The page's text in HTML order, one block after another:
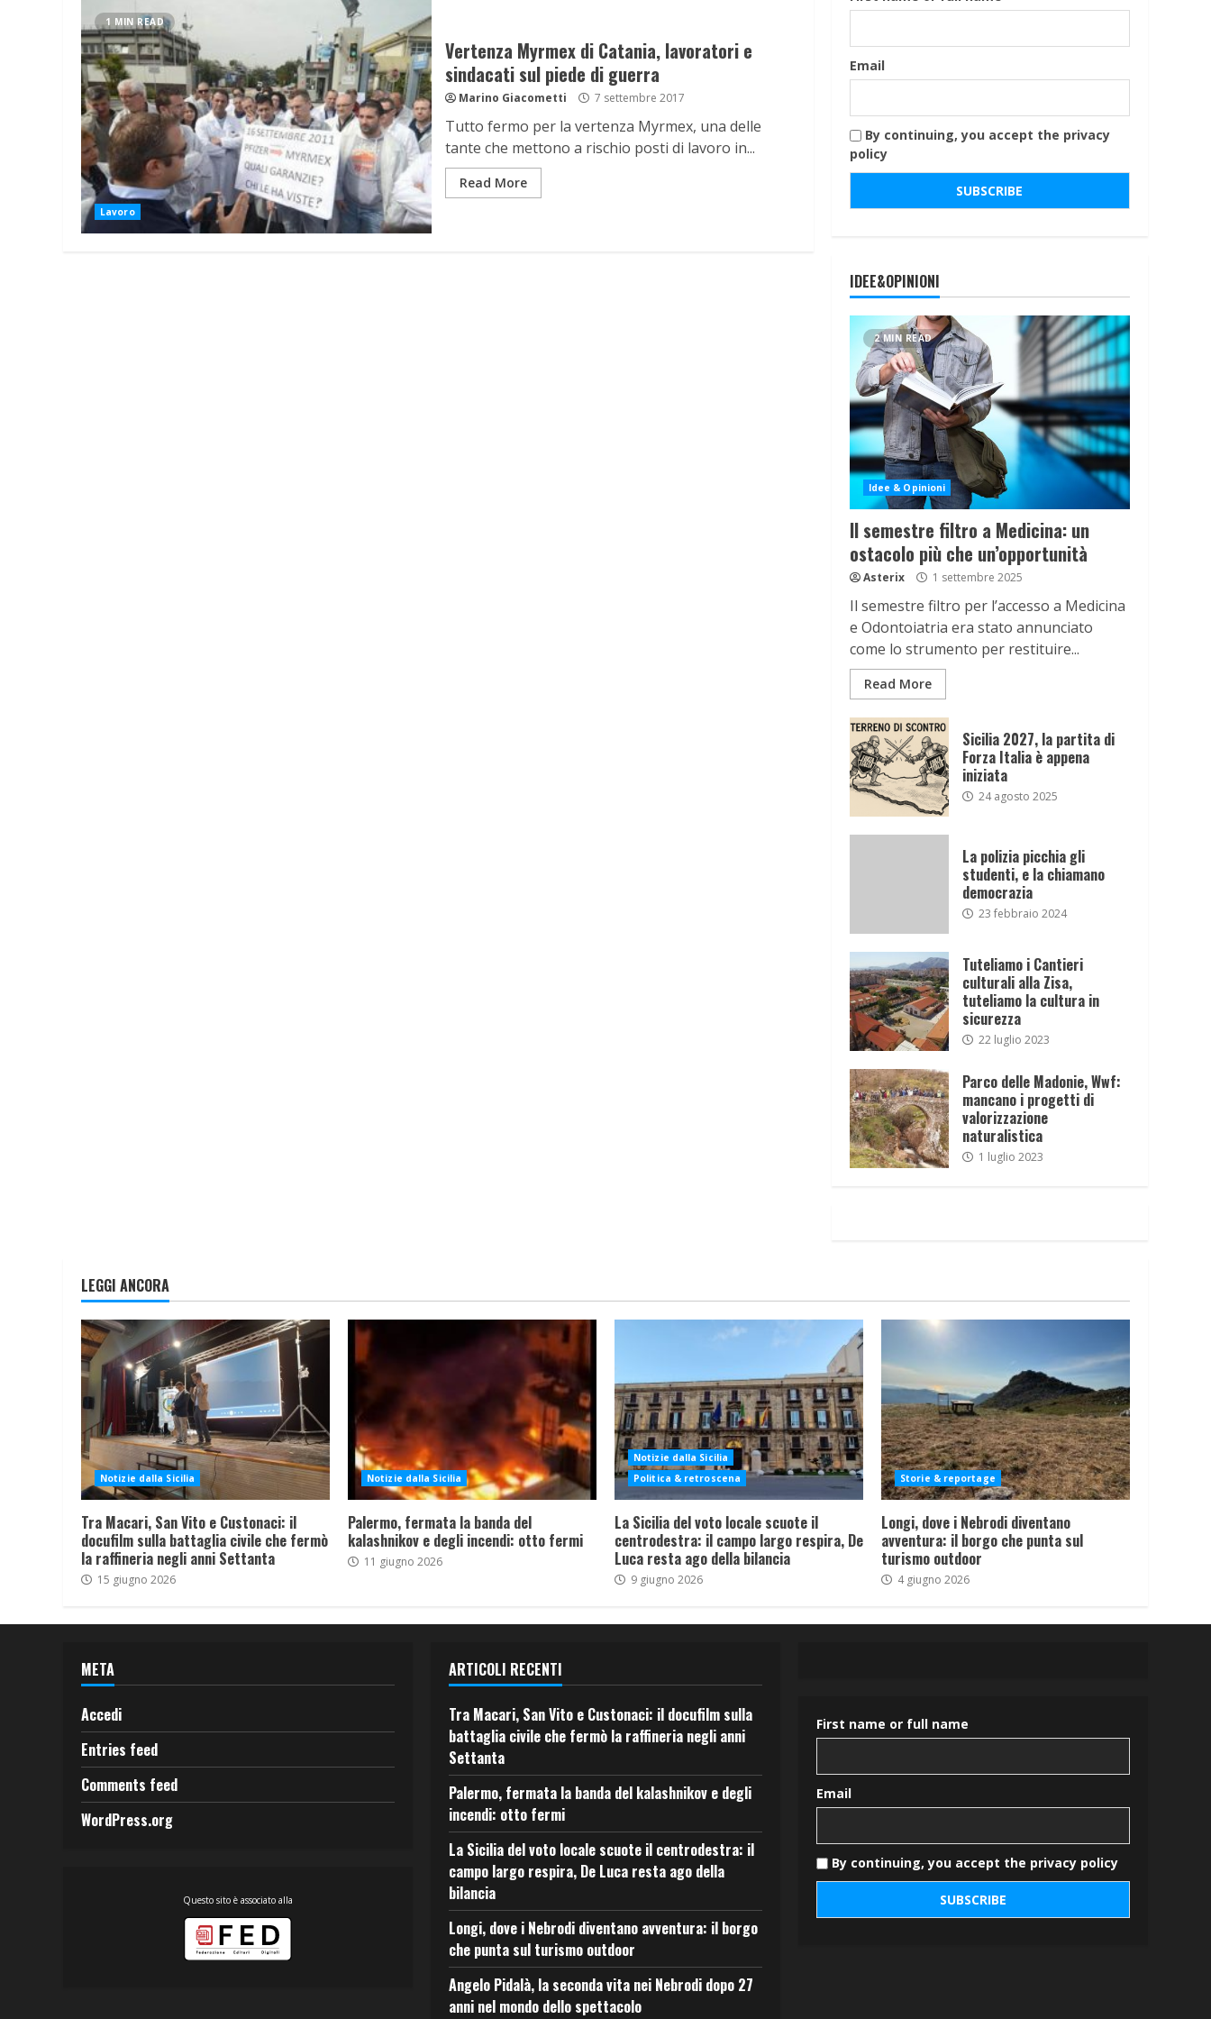
1 MIN READ
Lavoro
Vertenza Myrmex di Catania, lavoratori e
sindacati sul piede di guerra
Marino Giacometti 7 settembre 2017
Tutto fermo per la vertenza Myrmex, una delle
tante che mettono a rischio posti di lavoro in...
Read More
Email
By continuing, you accept the privacy
policy
IDEE&OPINIONI
2 MIN READ
Idee & Opinioni
Il semestre filtro a Medicina: un
ostacolo più che un’opportunità
Asterix 1 settembre 2025
Il semestre filtro per l’accesso a Medicina
e Odontoiatria era stato annunciato
come lo strumento per restituire...
Read More
Sicilia 2027, la partita di
Forza Italia è appena
iniziata
24 agosto 2025
La polizia picchia gli
studenti, e la chiamano
democrazia
23 febbraio 2024
Tuteliamo i Cantieri
culturali alla Zisa,
tuteliamo la cultura in
sicurezza
22 luglio 2023
Parco delle Madonie, Wwf:
mancano i progetti di
valorizzazione
naturalistica
1 luglio 2023
LEGGI ANCORA
Notizie dalla Sicilia
Tra Macari, San Vito e Custonaci: il
docufilm sulla battaglia civile che fermò
la raffineria negli anni Settanta
15 giugno 2026
Notizie dalla Sicilia
Palermo, fermata la banda del
kalashnikov e degli incendi: otto fermi
11 giugno 2026
Notizie dalla Sicilia
Politica & retroscena
La Sicilia del voto locale scuote il
centrodestra: il campo largo respira, De
Luca resta ago della bilancia
9 giugno 2026
Storie & reportage
Longi, dove i Nebrodi diventano
avventura: il borgo che punta sul
turismo outdoor
4 giugno 2026
META
Accedi
Entries feed
Comments feed
WordPress.org
Questo sito è associato alla
ARTICOLI RECENTI
Tra Macari, San Vito e Custonaci: il docufilm sulla
battaglia civile che fermò la raffineria negli anni
Settanta
Palermo, fermata la banda del kalashnikov e degli
incendi: otto fermi
La Sicilia del voto locale scuote il centrodestra: il
campo largo respira, De Luca resta ago della
bilancia
Longi, dove i Nebrodi diventano avventura: il borgo
che punta sul turismo outdoor
Angelo Pidalà, la seconda vita nei Nebrodi dopo 27
anni nel mondo dello spettacolo
First name or full name
Email
By continuing, you accept the privacy policy